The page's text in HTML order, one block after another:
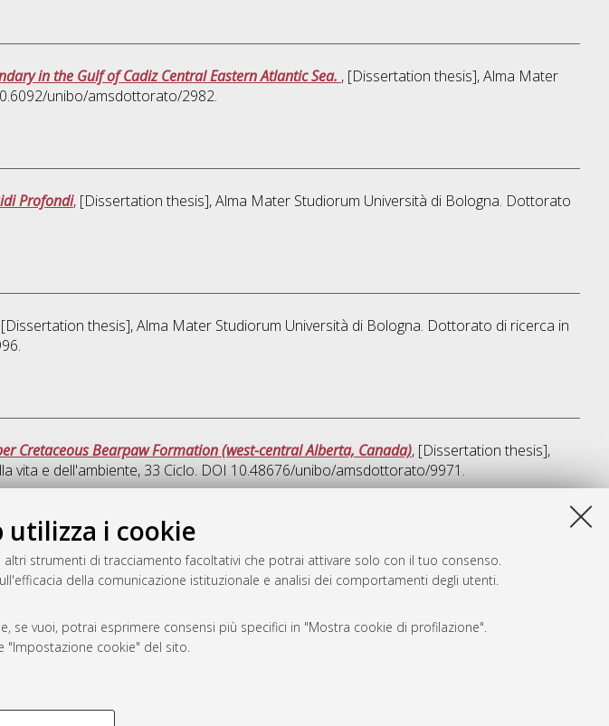
utilizza i cookie
strumenti di tracciamento facoltativi che potrai attivare solo con il tuo consenso.
della comunicazione istituzionale e analisi dei comportamenti degli utenti.
se vuoi, potrai esprimere consensi più specifici in "Mostra cookie di profilazione".
"Impostazione cookie" del sito.
COOKIE TECNICI - NECESSARI
in the Gulf of Cadiz Central Eastern Atlantic Sea. , [Dissertation thesis], Alma Mater
unibo/amsdottorato/2982.
Profondi, [Dissertation thesis], Alma Mater Studiorum Università di Bologna. Dottorato
thesis], Alma Mater Studiorum Università di Bologna. Dottorato di ricerca in
Cretaceous Bearpaw Formation (west-central Alberta, Canada), [Dissertation thesis],
vita e dell'ambiente, 33 Ciclo. DOI 10.48676/unibo/amsdottorato/9971.
Questa lista e' stata generata il Thu Aug 6 20:46:29 2026 CEST.